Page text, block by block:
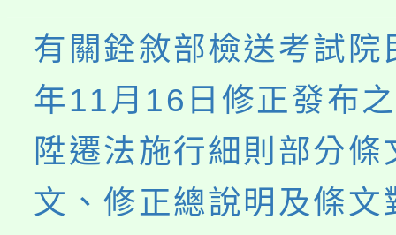
系所師生報名參加。
有關銓敘部檢送考試
年11月16日修正發布
陞遷法施行細則部分條
文、修正總說明及條文